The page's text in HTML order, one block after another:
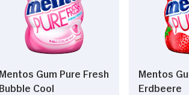
Mentos Gum Pure Fresh
Bubble Cool
Mentos
Erdbeere